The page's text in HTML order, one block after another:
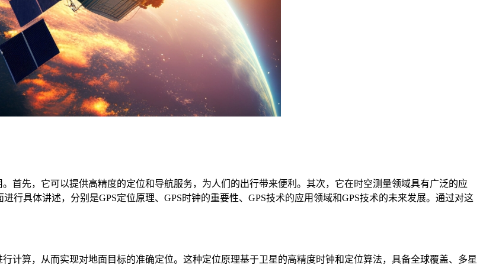
先，它可以提供高精度的定位和导航服务，为人们的出行带来便利。其次，它在时空测量领域具有广泛的应
行具体讲述，分别是GPS定位原理、GPS时钟的重要性、GPS技术的应用领域和GPS技术的未来发展。通过对这
算，从而实现对地面目标的准确定位。这种定位原理基于卫星的高精度时钟和定位算法，具备全球覆盖、多星